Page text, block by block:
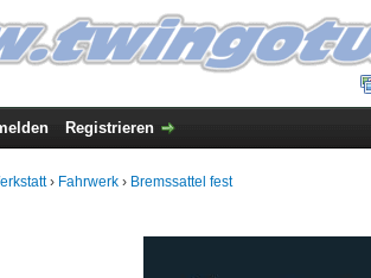
Registrieren
› Fahrwerk › Bremssattel fest